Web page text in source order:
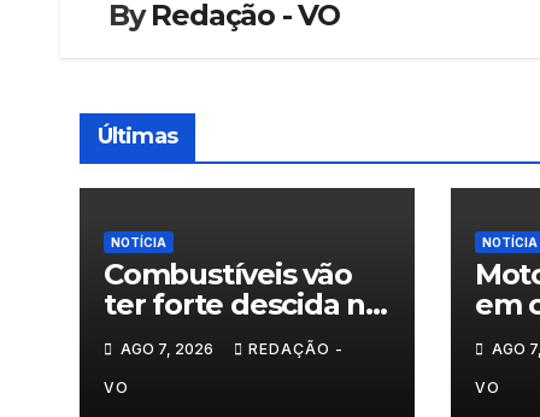
ByRedação - VO
Últimas
NOTÍCIA
Combustíveis vão
ter forte descida na
próxima semana
AGO 7, 2026 REDAÇÃO -
VO
NOTÍCIA
em
AGO
VO